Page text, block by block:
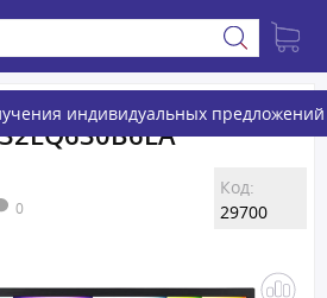
индивидуальных предложений
0
Код:
29700